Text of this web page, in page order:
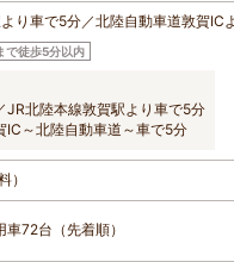
り車で5分／北陸自動車道敦賀IC
で徒歩5分以内
JR北陸本線敦賀駅より車で5分
IC～北陸自動車道～車で5分
）
車72台（先着順）